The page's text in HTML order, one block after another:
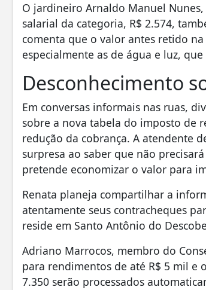
O jardineiro Arnaldo Manuel
salarial da categoria, R$ 2.574,
comenta que o valor antes retido
especialmente as de água e luz,
Desconhecimento
Em conversas informais nas ruas,
sobre a nova tabela do imposto de
redução da cobrança. A atendente
surpresa ao saber que não
pretende economizar o valor para
Renata planeja compartilhar a
atentamente seus contracheques
reside em Santo Antônio do
Adriano Marrocos, membro do
para rendimentos de até R$ 5 mil e
7.350 serão processados